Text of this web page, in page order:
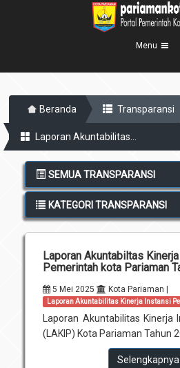
Menu
Profil Kota
Sejarah
Demografis
Pemerintahan
Eksekutif
Legislatif
Perangkat
Sekretariat
Kecamatan
Kelurahan
Unit Pelaksana
Berita Kota
Transparansi
Informasi
Layanan
Agenda
Infografis
Download
Beranda Transparansi
Laporan Akuntabilitas...
SEMUA TRANSPARANSI
KATEGORI TRANSPARANSI
Laporan Akuntabiltas
Pemerintah kota Pariaman
5 Mei 2025 Kota Pariaman |
Laporan Akuntabilitas Kinerja Instansi
Laporan Akuntabilitas Kinerja
(LAKIP) Kota Pariaman Tahun
Selengkapnya